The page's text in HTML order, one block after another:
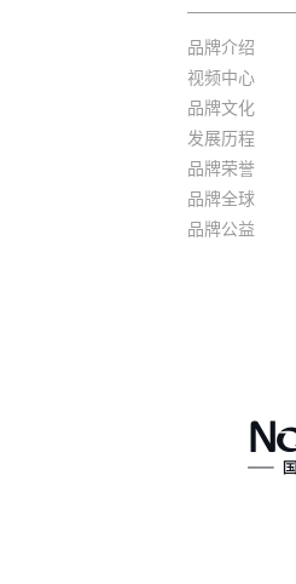
品牌介绍
视频中心
品牌文化
发展历程
品牌荣誉
品牌全球
品牌公益